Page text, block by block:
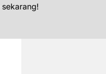
sekarang!